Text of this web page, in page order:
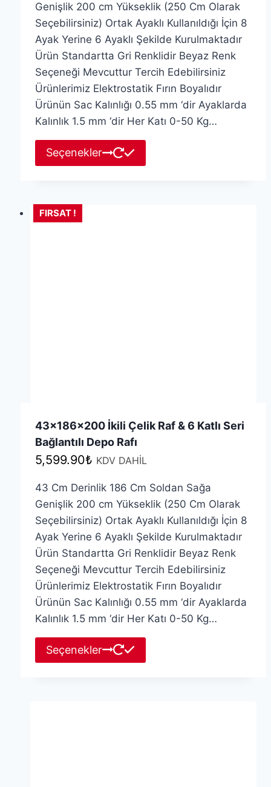
Genişlik 200 cm Yükseklik (250 Cm Olarak
Seçebilirsiniz) Ortak Ayaklı Kullanıldığı İçin 8
Ayak Yerine 6 Ayaklı Şekilde Kurulmaktadır
Ürün Standartta Gri Renklidir Beyaz Renk
Seçeneği Mevcuttur Tercih Edebilirsiniz
Ürünlerimiz Elektrostatik Fırın Boyalıdır
Ürünün Sac Kalınlığı 0.55 mm ‘dir Ayaklarda
Kalınlık 1.5 mm ‘dir Her Katı 0-50 Kg…
Seçenekler
ürünün
FIRSAT !
43x186x200 İkili Çelik Raf & 6 Katlı Seri
Bağlantılı Depo Rafı
5,599.90₺ KDV DAHİL
43 Cm Derinlik 186 Cm Soldan Sağa
Genişlik 200 cm Yükseklik (250 Cm Olarak
Seçebilirsiniz) Ortak Ayaklı Kullanıldığı İçin 8
Ayak Yerine 6 Ayaklı Şekilde Kurulmaktadır
Ürün Standartta Gri Renklidir Beyaz Renk
Seçeneği Mevcuttur Tercih Edebilirsiniz
Ürünlerimiz Elektrostatik Fırın Boyalıdır
Ürünün Sac Kalınlığı 0.55 mm ‘dir Ayaklarda
Kalınlık 1.5 mm ‘dir Her Katı 0-50 Kg…
Seçenekler
ürünün